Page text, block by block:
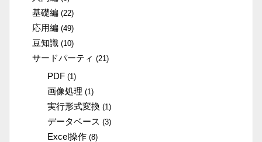
基礎編 (22)
応用編 (49)
豆知識 (10)
サードパーティ (21)
PDF (1)
画像処理 (1)
実行形式変換 (1)
データベース (3)
Excel操作 (8)